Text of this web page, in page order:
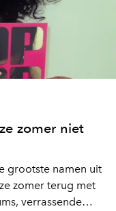
zomer niet
grootste namen uit
zomer terug met
verrassende